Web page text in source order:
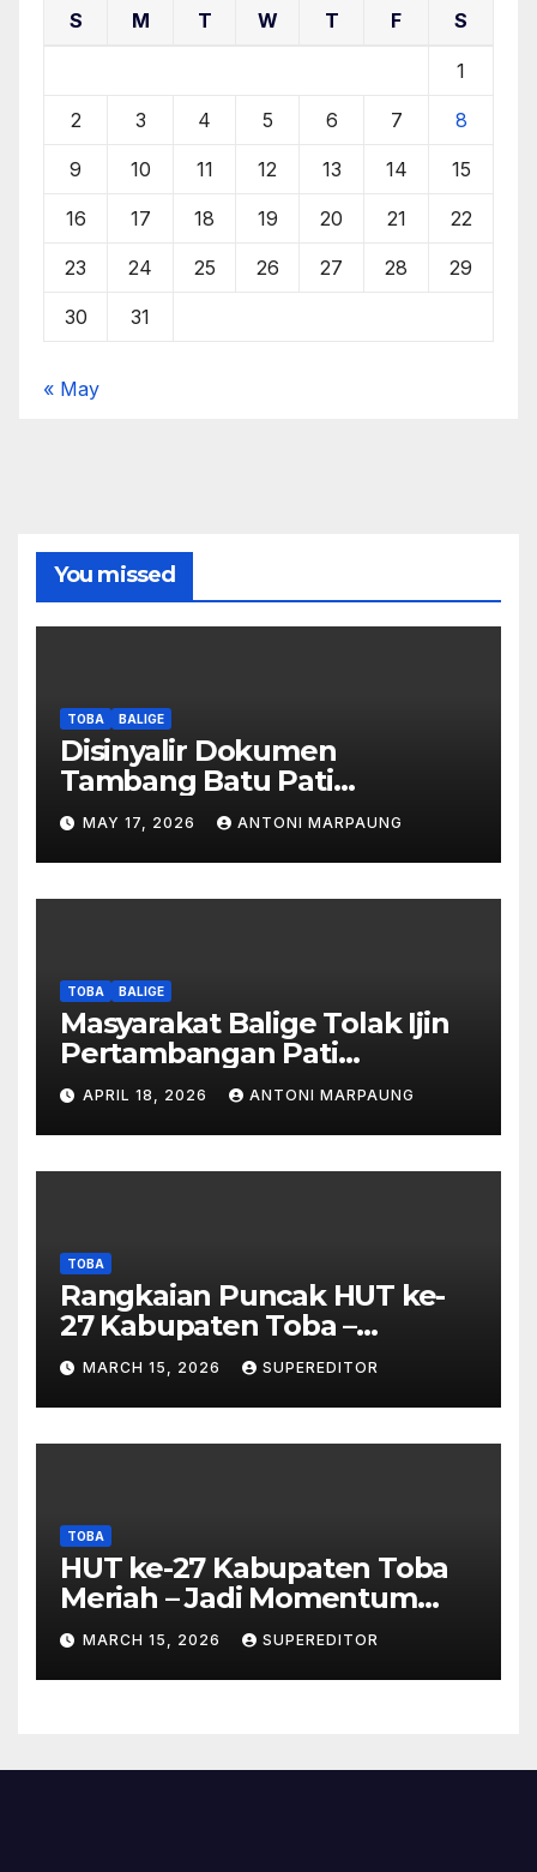
S M T W T F S
1
2 3 4 5 6 7 8
9 10 11 12 13 14 15
16 17 18 19 20 21 22
23 24 25 26 27 28 29
30 31
« May
You missed
TOBA BALIGE
Disinyalir Dokumen
Tambang Batu Pati
Simanjuntak Palsu – Jerry
Manurung : Tambang Tidak
Berada Di DTA – Frengki
Pardede : Kami Tidak Miliki
Dipalsukan
MAY 17, 2026 ANTONI MARPAUNG
TOBA BALIGE
Masyarakat Balige Tolak Ijin
Pertambangan Pati
Simanjuntak – btc Akan
Investigasi Proses Perijinan
APRIL 18, 2026 ANTONI MARPAUNG
TOBA
Rangkaian Puncak HUT ke-
27 Kabupaten Toba –
Panjatkan Doa Untuk
Kesejahteraan
MARCH 15, 2026 SUPEREDITOR
TOBA
HUT ke-27 Kabupaten Toba
Meriah – Jadi Momentum
Perkuat Sinergi
Pembangunan Kawasan
Danau Toba
MARCH 15, 2026 SUPEREDITOR